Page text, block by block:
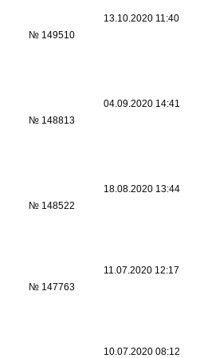
№ 149510
13.10.2020 11:40
№ 148813
04.09.2020 14:41
№ 148522
18.08.2020 13:44
№ 147763
11.07.2020 12:17
10.07.2020 08:12